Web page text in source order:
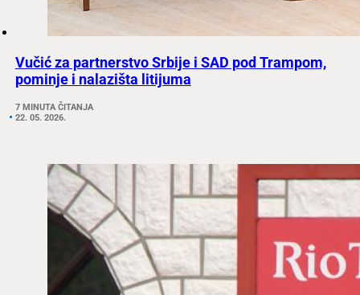
Vučić za partnerstvo Srbije i SAD pod Trampom,
pominje i nalazišta litijuma
7 MINUTA ČITANJA
22. 05. 2026.